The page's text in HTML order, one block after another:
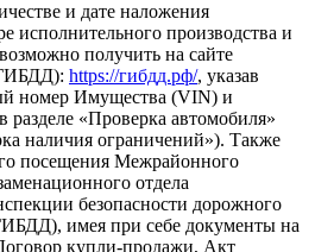
и дате наложения
исполнительного производства и
получить на сайте
https://гибдд.рф/, указав
номер Имущества (VIN) и
разделе «Проверка автомобиля»
наличия ограничений»). Также
посещения Межрайонного
отдела
безопасности дорожного
имея при себе документы на
купли-продажи, Акт